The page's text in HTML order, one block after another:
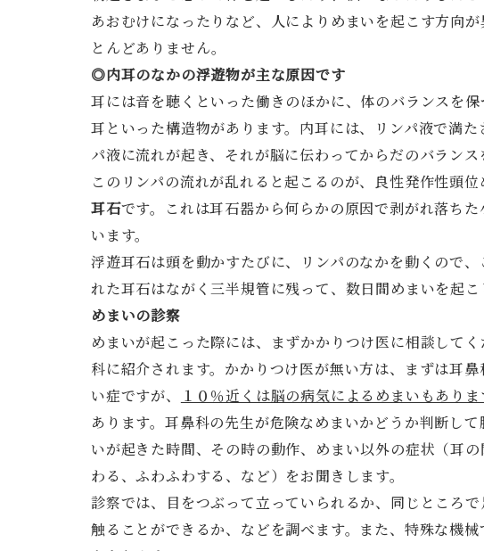
あおむけになったりなど、人によりめまいを起こす方向
とんどありません。
◎内耳のなかの浮遊物が主な原因です
耳には音を聴くといった働きのほかに、体のバランスを
耳といった構造物があります。内耳には、リンパ液で満
パ液に流れが起き、それが脳に伝わってからだのバランス
このリンパの流れが乱れると起こるのが、良性発作性頭
耳石です。これは耳石器から何らかの原因で剥がれ落ち
います。
浮遊耳石は頭を動かすたびに、リンパのなかを動くので
れた耳石はながく三半規管に残って、数日間めまいを起こ
めまいの診察
めまいが起こった際には、まずかかりつけ医に相談して
科に紹介されます。かかりつけ医が無い方は、まずは耳
い症ですが、
１０％近くは脳の病気によるめまいもありま
あります。耳鼻科の先生が危険なめまいかどうか判断し
いが起きた時間、その時の動作、めまい以外の症状（耳
わる、ふわふわする、など）をお聞きします。
診察では、目をつぶって立っていられるか、同じところ
触ることができるか、などを調べます。また、特殊な機